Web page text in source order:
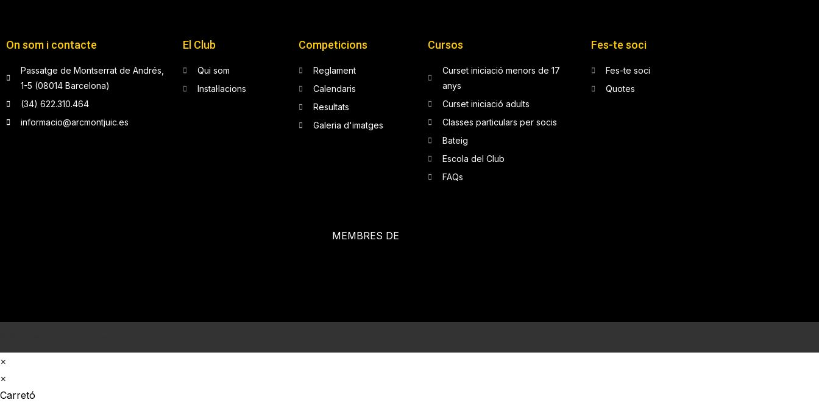
On som i contacte
Passatge de Montserrat de Andrés,
1-5 (08014 Barcelona)
(34) 622.310.464
informacio@arcmontjuic.es
El Club
Qui som
Instal·lacions
Competicions
Reglament
Calendaris
Resultats
Galeria d'imatges
Cursos
Curset iniciació menors de 17
anys
Curset iniciació adults
Classes particulars per socis
Bateig
Escola del Club
FAQs
Fes-te soci
Fes-te soci
Quotes
MEMBRES DE
×
×
Carretó